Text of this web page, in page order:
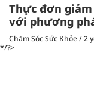
Thực đơn
với phương
Chăm Sóc Sức Khỏe/2
*/?>